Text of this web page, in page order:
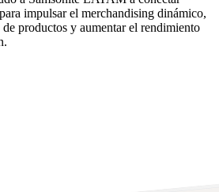
impulsar el merchandising dinámico,
productos y aumentar el rendimiento